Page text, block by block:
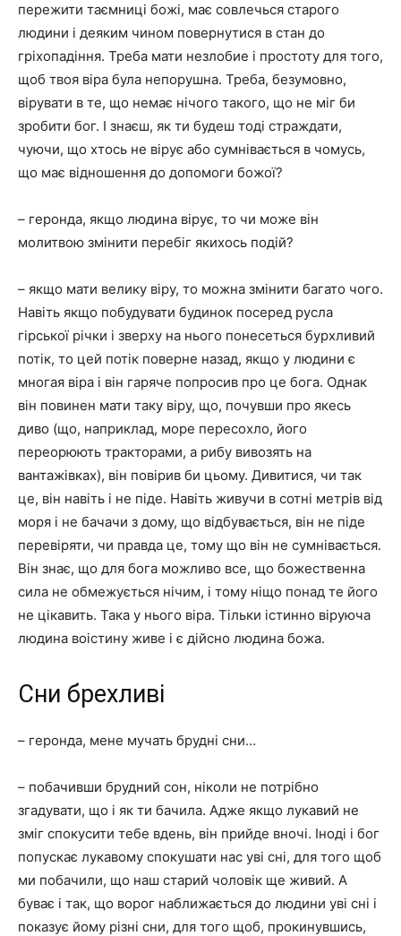
пережити таємниці божі, має совлечься старого
людини і деяким чином повернутися в стан до
гріхопадіння. Треба мати незлобие і простоту для того,
щоб твоя віра була непорушна. Треба, безумовно,
вірувати в те, що немає нічого такого, що не міг би
зробити бог. І знаєш, як ти будеш тоді страждати,
чуючи, що хтось не вірує або сумнівається в чомусь,
що має відношення до допомоги божої?
– геронда, якщо людина вірує, то чи може він
молитвою змінити перебіг якихось подій?
– якщо мати велику віру, то можна змінити багато чого.
Навіть якщо побудувати будинок посеред русла
гірської річки і зверху на нього понесеться бурхливий
потік, то цей потік поверне назад, якщо у людини є
многая віра і він гаряче попросив про це бога. Однак
він повинен мати таку віру, що, почувши про якесь
диво (що, наприклад, море пересохло, його
переорюють тракторами, а рибу вивозять на
вантажівках), він повірив би цьому. Дивитися, чи так
це, він навіть і не піде. Навіть живучи в сотні метрів від
моря і не бачачи з дому, що відбувається, він не піде
перевіряти, чи правда це, тому що він не сумнівається.
Він знає, що для бога можливо все, що божественна
сила не обмежується нічим, і тому ніщо понад те його
не цікавить. Така у нього віра. Тільки істинно віруюча
людина воістину живе і є дійсно людина божа.
Сни брехливі
– геронда, мене мучать брудні сни…
– побачивши брудний сон, ніколи не потрібно
згадувати, що і як ти бачила. Адже якщо лукавий не
зміг спокусити тебе вдень, він прийде вночі. Іноді і бог
попускає лукавому спокушати нас уві сні, для того щоб
ми побачили, що наш старий чоловік ще живий. А
буває і так, що ворог наближається до людини уві сні і
показує йому різні сни, для того щоб, прокинувшись,